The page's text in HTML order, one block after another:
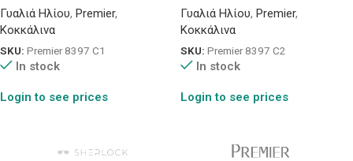
Γυαλιά Ηλίου, Premier,
Κοκκάλινα
SKU: Premier 8397 C1
In stock
Login to see prices
Γυαλιά Ηλίου, Premier,
Κοκκάλινα
SKU: Premier 8397 C2
In stock
Login to see prices